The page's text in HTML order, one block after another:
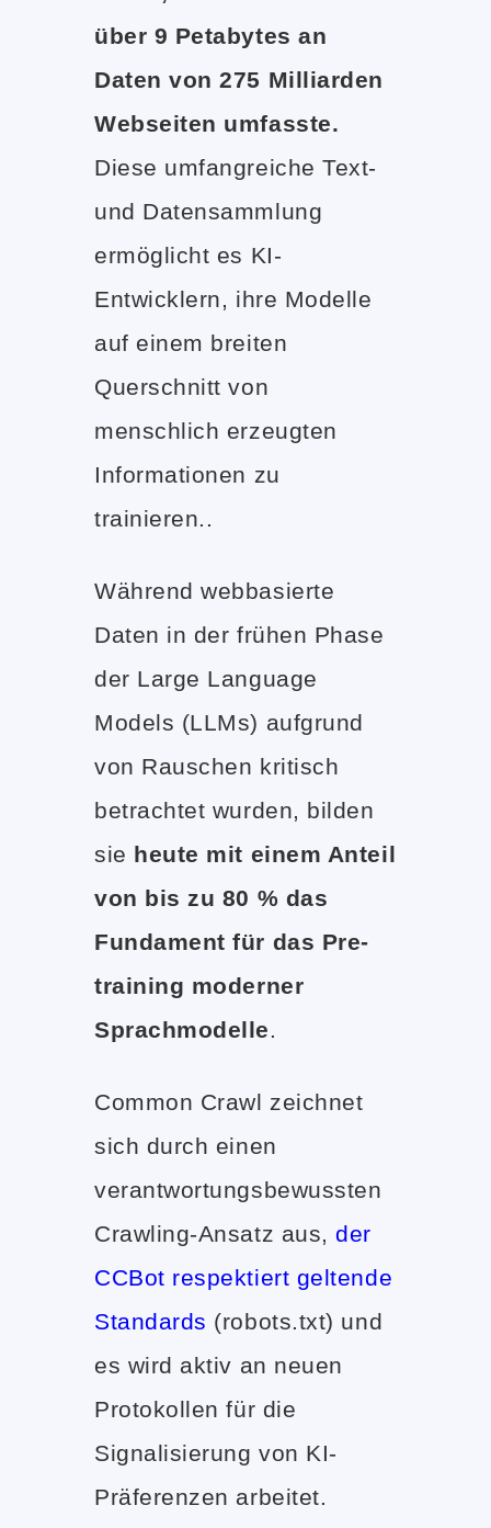
über 9 Petabytes an
Daten von 275 Milliarden
Webseiten umfasste.
Diese umfangreiche Text-
und Datensammlung
ermöglicht es KI-
Entwicklern, ihre Modelle
auf einem breiten
Querschnitt von
menschlich erzeugten
Informationen zu
trainieren..
Während webbasierte
Daten in der frühen Phase
der Large Language
Models (LLMs) aufgrund
von Rauschen kritisch
betrachtet wurden, bilden
sie heute mit einem Anteil
von bis zu 80 % das
Fundament für das Pre-
training moderner
Sprachmodelle.
Common Crawl zeichnet
sich durch einen
verantwortungsbewussten
Crawling-Ansatz aus,der
CCBot respektiert geltende
Standards (robots.txt) und
es wird aktiv an neuen
Protokollen für die
Signalisierung von KI-
Präferenzen arbeitet.